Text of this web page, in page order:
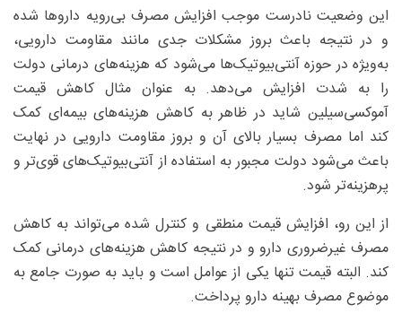
این وضعیت نادرست موجب افزایش مصرف بی‌رویه داروها شده
و در نتیجه باعث بروز مشکلات جدی مانند مقاومت دارویی،
به‌ویژه در حوزه آنتی‌بیوتیک‌ها می‌شود که هزینه‌های درمانی دولت
را به شدت افزایش می‌دهد. به عنوان مثال کاهش قیمت
آموکسی‌سیلین شاید در ظاهر به کاهش هزینه‌های بیمه‌ای کمک
کند اما مصرف بسیار بالای آن و بروز مقاومت دارویی در نهایت
باعث می‌شود دولت مجبور به استفاده از آنتی‌بیوتیک‌های قوی‌تر و
پرهزینه‌تر شود.
از این رو، افزایش قیمت منطقی و کنترل ‌شده می‌تواند به کاهش
مصرف غیرضروری دارو و در نتیجه کاهش هزینه‌های درمانی کمک
کند. البته قیمت تنها یکی از عوامل است و باید به صورت جامع به
موضوع مصرف بهینه دارو پرداخت.